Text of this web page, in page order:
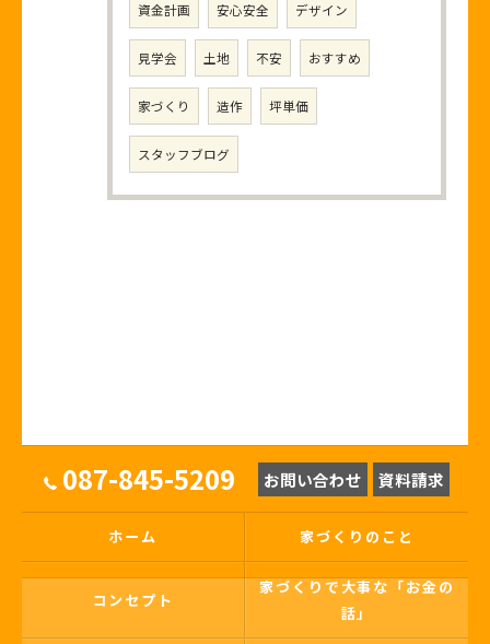
資金計画 安心安全 デザイン
見学会 土地 不安 おすすめ
家づくり 造作 坪単価
スタッフブログ
087-845-5209 お問い合わせ 資料請求
ホーム 家づくりのこと
コンセプト
家づくりで大事な「お金の
話」